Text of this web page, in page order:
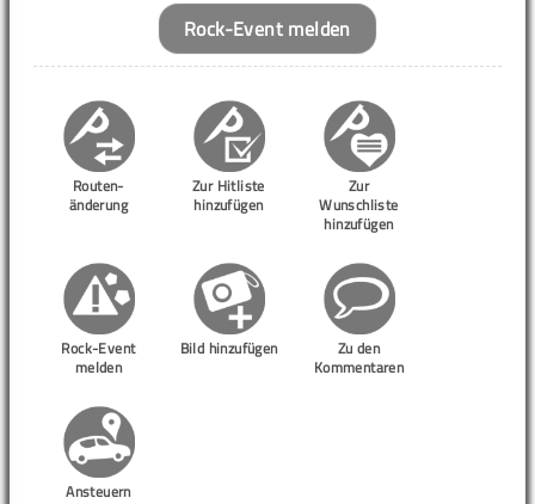
Rock-Event melden
Routen-
änderung
Zur Hitliste
hinzufügen
Zur
Wunschliste
hinzufügen
Rock-Event
melden
Bild hinzufügen
Zu den
Kommentaren
Ansteuern